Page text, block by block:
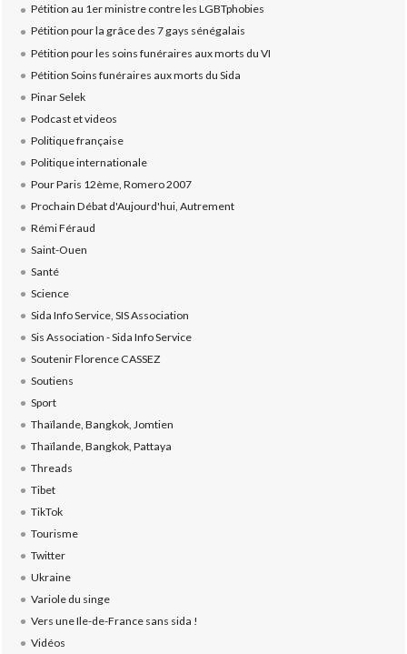
Pétition au 1er ministre contre les LGBTphobies
Pétition pour la grâce des 7 gays sénégalais
Pétition pour les soins funéraires aux morts du VI
Pétition Soins funéraires aux morts du Sida
Pinar Selek
Podcast et videos
Politique française
Politique internationale
Pour Paris 12ème, Romero 2007
Prochain Débat d'Aujourd'hui, Autrement
Rémi Féraud
Saint-Ouen
Santé
Science
Sida Info Service, SIS Association
Sis Association - Sida Info Service
Soutenir Florence CASSEZ
Soutiens
Sport
Thaïlande, Bangkok, Jomtien
Thaïlande, Bangkok, Pattaya
Threads
Tibet
TikTok
Tourisme
Twitter
Ukraine
Variole du singe
Vers une Ile-de-France sans sida !
Vidéos